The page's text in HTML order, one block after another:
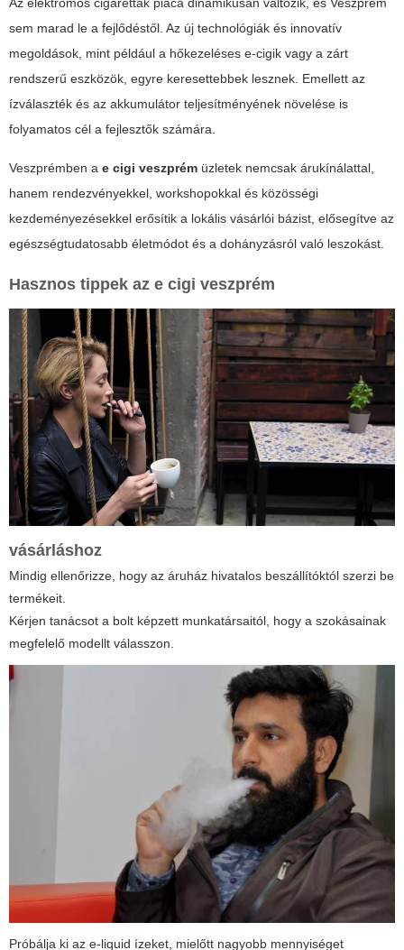
Az elektromos cigaretták piaca dinamikusan változik, és Veszprém
sem marad le a fejlődéstől. Az új technológiák és innovatív
megoldások, mint például a hőkezeléses e-cigik vagy a zárt
rendszerű eszközök, egyre keresettebbek lesznek. Emellett az
ízválaszték és az akkumulátor teljesítményének növelése is
folyamatos cél a fejlesztők számára.
Veszprémben a e cigi veszprém üzletek nemcsak árukínálattal,
hanem rendezvényekkel, workshopokkal és közösségi
kezdeményezésekkel erősítik a lokális vásárlói bázist, elősegítve az
egészségtudatosabb életmódot és a dohányzásról való leszokást.
Hasznos tippek az e cigi veszprém
vásárláshoz
Mindig ellenőrizze, hogy az áruház hivatalos beszállítóktól szerzi be
termékeit.
Kérjen tanácsot a bolt képzett munkatársaitól, hogy a szokásainak
megfelelő modellt válasszon.
Próbálja ki az e-liquid ízeket, mielőtt nagyobb mennyiséget